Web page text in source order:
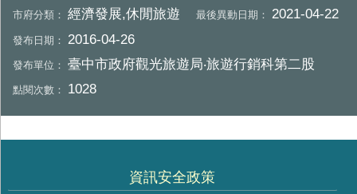
市府分類：經濟發展,休閒旅遊 最後異動日期：2021-04-22
發布日期： 2016-04-26
發布單位：臺中市政府觀光旅遊局‧旅遊行銷科第二股
點閱次數： 1028
資訊安全政策